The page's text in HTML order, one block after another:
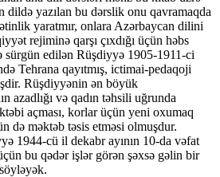
dildə yazılan bu dərslik onu qavramaqda
yaratmır, onlara Azərbaycan dilini
rejiminə qarşı çıxdığı üçün həbs
sürgün edilən Rüşdiyyə 1905-1911-ci
Tehrana qayıtmış, ictimai-pedaqoji
Rüşdiyyənin ən böyük
azadlığı və qadın təhsili uğrunda
açması, kоrlar üçün yеni охumaq
də məktəb təsis еtməsi olmuşdur.
1944-cü il dekabr ayının 10-da vəfat
bu qədər işlər görən şəxsə gəlin bir